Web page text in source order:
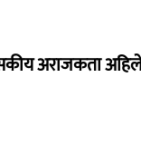
अराजकता